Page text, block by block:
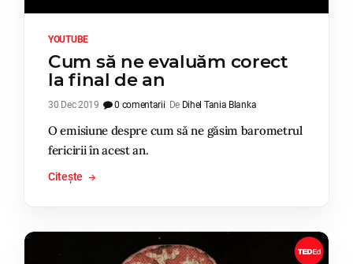
YOUTUBE
Cum să ne evaluăm corect
la final de an
30 Dec 2019 0 comentarii De Dihel Tania Blanka
O emisiune despre cum să ne găsim barometrul
fericirii în acest an.
Citește